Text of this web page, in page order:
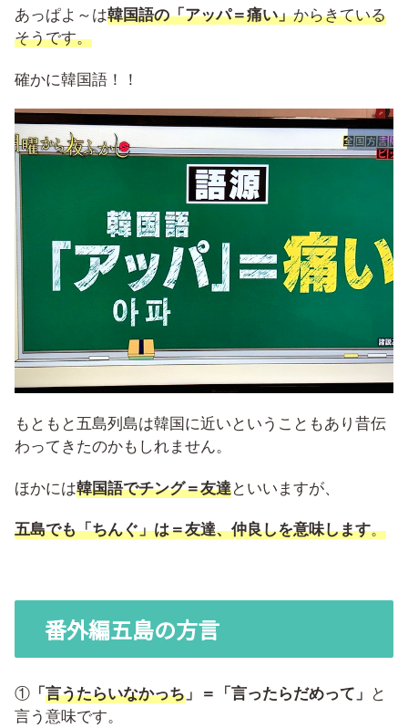
あっぱよ～は韓国語の「アッパ＝痛い」からきている
そうです。
確かに韓国語！！
もともと五島列島は韓国に近いということもあり昔伝
わってきたのかもしれません。
ほかには韓国語でチング＝友達といいますが、
五島でも「ちんぐ」は＝友達、仲良しを意味します。
番外編五島の方言
① 「言うたらいなかっち 」＝「言ったらだめって」 と
言う意味です。